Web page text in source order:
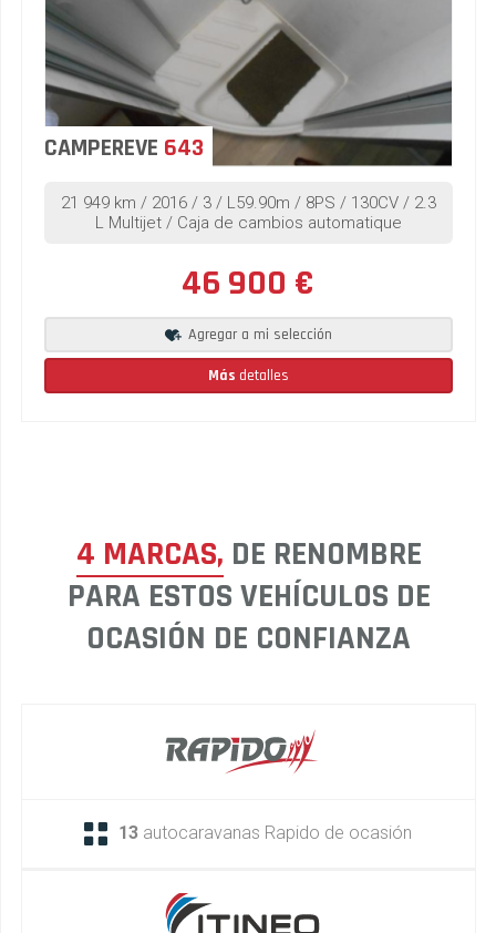
CAMPEREVE 643
21 949 km / 2016 / 3 / L59.90m / 8PS / 130CV / 2.3
L Multijet / Caja de cambios automatique
46 900 €
Agregar a mi selección
Más detalles
4 MARCAS, DE RENOMBRE
PARA ESTOS VEHÍCULOS DE
OCASIÓN DE CONFIANZA
13 autocaravanas Rapido de ocasión